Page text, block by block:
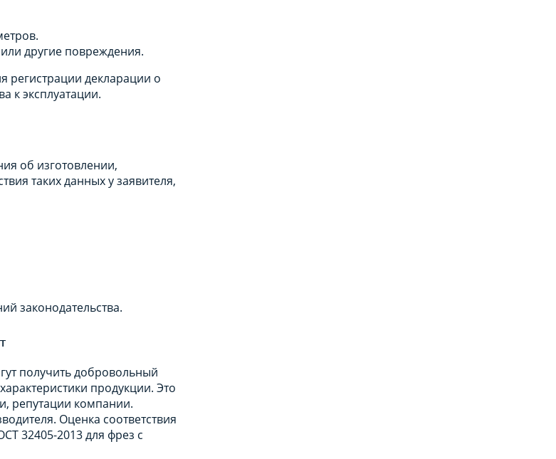
другие повреждения.
регистрации декларации о
к эксплуатации.
об изготовлении,
таких данных у заявителя,
законодательства.
получить добровольный
продукции. Это
репутации компании.
Оценка соответствия
32405-2013 для фрез с